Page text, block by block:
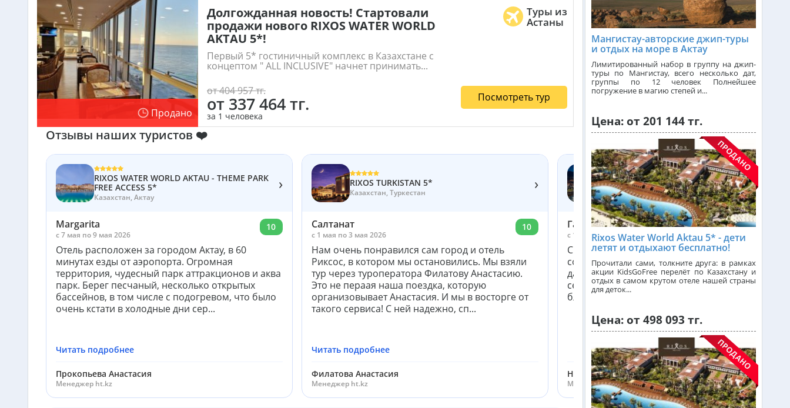
Продано
Долгожданная новость! Стартовали
продажи нового RIXOS WATER WORLD
AKTAU 5*!
Первый 5* гостиничный комплекс в Казахстане с
концептом " ALL INCLUSIVE" начнет принимать...
Туры из
Астаны
от 404 957 тг.
от 337 464 тг.
за 1 человека
Посмотреть тур
Отзывы наших туристов ❤️
RIXOS WATER WORLD AKTAU - THEME PARK
FREE ACCESS 5*
Казахстан, Актау
›
Margarita
c 7 мая по 9 мая 2026
10
Отель расположен за городом Актау, в 60
минутах езды от аэропорта. Огромная
территория, чудесный парк аттракционов и аква
парк. Берег песчаный, несколько открытых
бассейнов, в том числе с подогревом, что было
очень кстати в холодные дни сер...
Читать подробнее
Прокопьева Анастасия
Менеджер ht.kz
RIXOS TURKISTAN 5*
Казахстан, Туркестан ›
Салтанат
c 1 мая по 3 мая 2026
10
Нам очень понравился сам город и отель
Риксос, в котором мы остановились. Мы взяли
тур через туроператора Филатову Анастасию.
Это не пераая наша поездка, которую
организовывает Анастасия. И мы в восторге от
такого сервиса! С ней надежно, сп...
Читать подробнее
Филатова Анастасия
Менеджер ht.kz
KAZAKHSTAN 4*
Казахстан, Алматы
Галия
c 10 ноября по 13 ноября 2024
Спасибо огромное Куралай Нурболсын за
сопровождение!Всегда помогает на связи 24/7
даже в свой выходной!Отличный
сервис,девочки молодцы!сайт отличный!
благодарим вас за постоянную поддержку!
Нурбосын Куралай
Менеджер ht.kz
Индия (ГОА) из Алматы
Италия из Алматы
Чехия из Алматы
Греция из Алматы
Сейшелы из Алматы
Доминикана из Алматы
Франция из Алматы
Сингапур из Алматы
Мангистау-авторские джип-туры
и отдых на море в Актау
Лимитированный набор в группу на джип-
туры по Мангистау, всего несколько дат,
группы по 12 человек Полнейшее
погружение в магию степей и...
Цена: от 201 144 тг.
Rixos Water World Aktau 5* - дети
летят и отдыхают бесплатно!
Прочитали сами, толкните друга: в рамках
акции KidsGoFree перелёт по Казахстану и
отдых в самом крутом отеле нашей страны
для деток...
Цена: от 498 093 тг.